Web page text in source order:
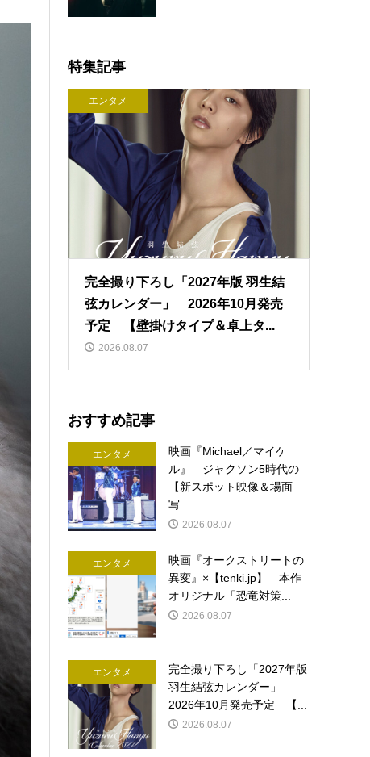
特集記事
エンタメ
完全撮り下ろし「2027年版 羽生結
弦カレンダー」 2026年10月発売
予定 【壁掛けタイプ＆卓上タ...
2026.08.07
おすすめ記事
エンタメ
映画『Michael／マイケ
ル』 ジャクソン5時代の
【新スポット映像＆場面
写...
2026.08.07
エンタメ
映画『オークストリートの
異変』×【tenki.jp】 本作
オリジナル「恐竜対策...
2026.08.07
エンタメ
完全撮り下ろし「2027年版
羽生結弦カレンダー」
2026年10月発売予定 【...
2026.08.07